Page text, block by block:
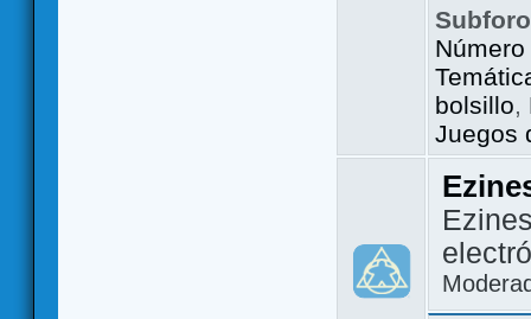
bolsillo,
Juegos